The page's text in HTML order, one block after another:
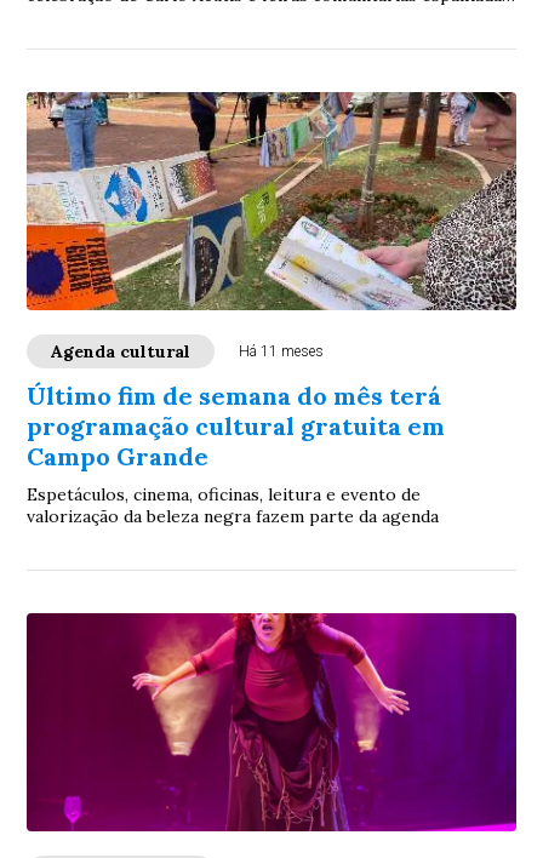
Agenda cultural Há 11 meses
Último fim de semana do mês terá
programação cultural gratuita em
Campo Grande
Espetáculos, cinema, oficinas, leitura e evento de
valorização da beleza negra fazem parte da agenda